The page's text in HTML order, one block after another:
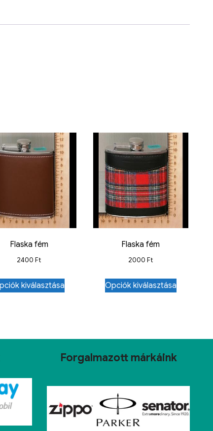
Flaska fém
2400Ft
kiválasztása
Flaska fém
2000Ft
Opciók kiválasztása
Forgalmazott márkáink